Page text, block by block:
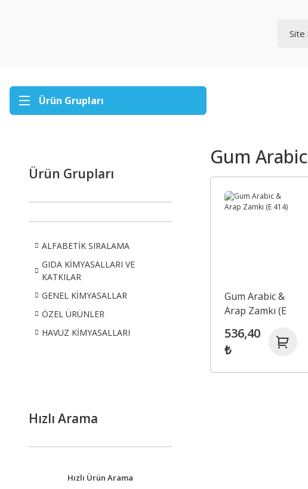
Ürün Grupları
Ürün Grupları
ALFABETİK SIRALAMA
GIDA KİMYASALLARI VE
KATKILAR
GENEL KİMYASALLAR
ÖZEL ÜRÜNLER
HAVUZ KİMYASALLARI
Hızlı Arama
Hızlı Ürün Arama
Gum Arabic
Gum Arabic &
Arap Zamkı (E
536,40
₺